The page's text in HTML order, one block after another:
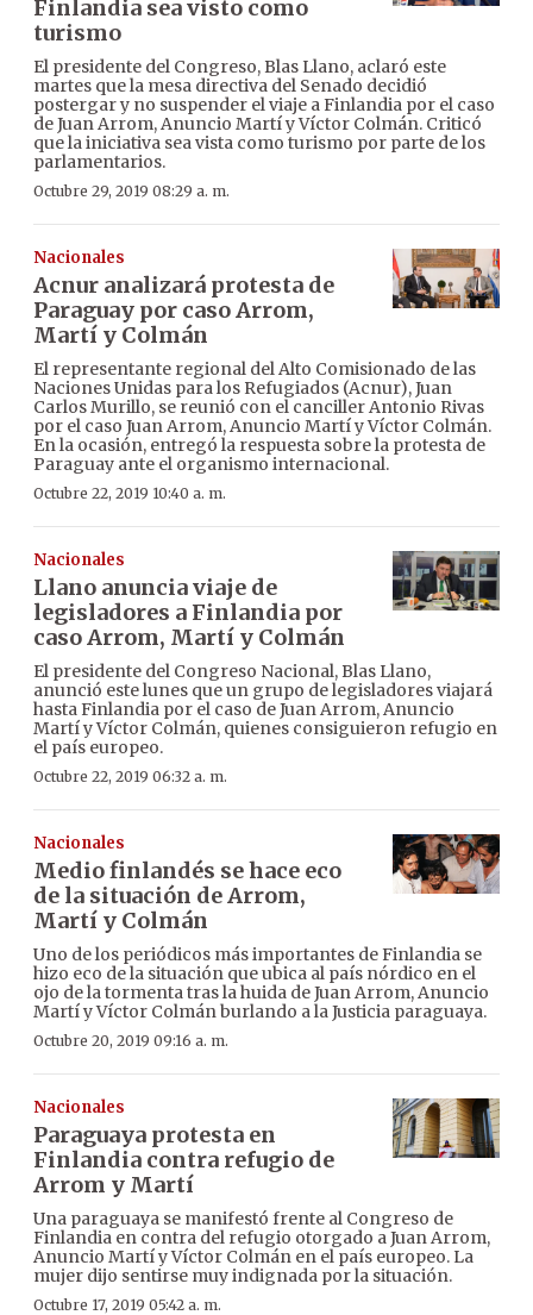
Finlandia sea visto como
turismo
El presidente del Congreso, Blas Llano, aclaró este
martes que la mesa directiva del Senado decidió
postergar y no suspender el viaje a Finlandia por el caso
de Juan Arrom, Anuncio Martí y Víctor Colmán. Criticó
que la iniciativa sea vista como turismo por parte de los
parlamentarios.
Octubre 29, 2019 08:29 a. m.
Nacionales
Acnur analizará protesta de
Paraguay por caso Arrom,
Martí y Colmán
El representante regional del Alto Comisionado de las
Naciones Unidas para los Refugiados (Acnur), Juan
Carlos Murillo, se reunió con el canciller Antonio Rivas
por el caso Juan Arrom, Anuncio Martí y Víctor Colmán.
En la ocasión, entregó la respuesta sobre la protesta de
Paraguay ante el organismo internacional.
Octubre 22, 2019 10:40 a. m.
Nacionales
Llano anuncia viaje de
legisladores a Finlandia por
caso Arrom, Martí y Colmán
El presidente del Congreso Nacional, Blas Llano,
anunció este lunes que un grupo de legisladores viajará
hasta Finlandia por el caso de Juan Arrom, Anuncio
Martí y Víctor Colmán, quienes consiguieron refugio en
el país europeo.
Octubre 22, 2019 06:32 a. m.
Nacionales
Medio finlandés se hace eco
de la situación de Arrom,
Martí y Colmán
Uno de los periódicos más importantes de Finlandia se
hizo eco de la situación que ubica al país nórdico en el
ojo de la tormenta tras la huida de Juan Arrom, Anuncio
Martí y Víctor Colmán burlando a la Justicia paraguaya.
Octubre 20, 2019 09:16 a. m.
Nacionales
Paraguaya protesta en
Finlandia contra refugio de
Arrom y Martí
Una paraguaya se manifestó frente al Congreso de
Finlandia en contra del refugio otorgado a Juan Arrom,
Anuncio Martí y Víctor Colmán en el país europeo. La
mujer dijo sentirse muy indignada por la situación.
Octubre 17, 2019 05:42 a. m.